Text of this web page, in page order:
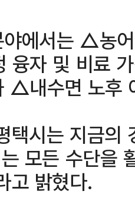
에서는 △농
자 및 비료
△내수면 노후
택시는 지금의
모든 수단을
고 밝혔다.